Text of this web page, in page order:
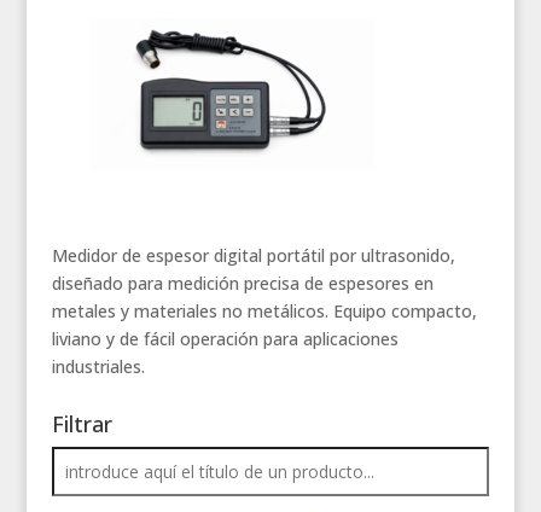
Medidor de espesor digital portátil por ultrasonido,
diseñado para medición precisa de espesores en
metales y materiales no metálicos. Equipo compacto,
liviano y de fácil operación para aplicaciones
industriales.
Filtrar